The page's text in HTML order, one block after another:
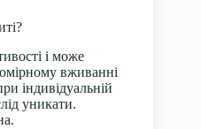
і може
вживанні
індивідуальній
уникати.